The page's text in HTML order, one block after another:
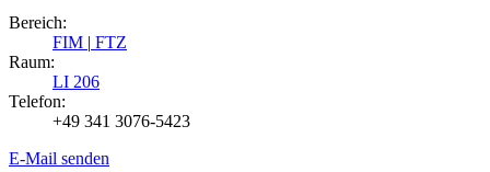
Bereich:
FIM | FTZ
Raum:
LI 206
Telefon:
+49 341 3076-5423
E-Mail senden